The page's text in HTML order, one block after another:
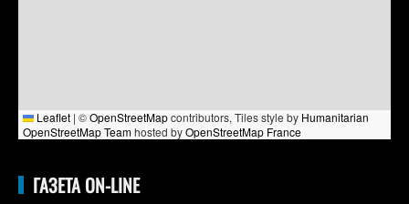
Leaflet | ©OpenStreetMapcontributors, Tiles style by Humanitarian
OpenStreetMap Teamhosted byOpenStreetMap France
ГАЗЕТА ON-LINE